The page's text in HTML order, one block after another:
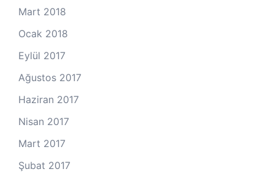
Mart 2018
Ocak 2018
Eylül 2017
Ağustos 2017
Haziran 2017
Nisan 2017
Mart 2017
Şubat 2017